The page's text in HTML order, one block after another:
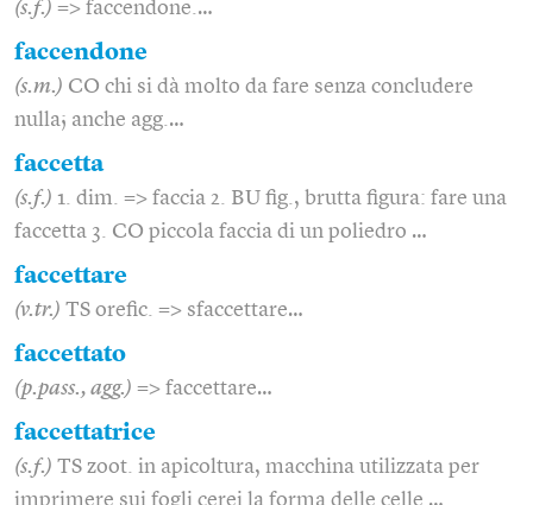
(s.f.) => faccendone.…
faccendone
(s.m.) CO chi si dà molto da fare senza concludere
nulla; anche agg.…
faccetta
(s.f.) 1. dim. => faccia 2. BU fig., brutta figura: fare una
faccetta 3. CO piccola faccia di un poliedro …
faccettare
(v.tr.) TS orefic. => sfaccettare…
faccettato
(p.pass., agg.) => faccettare…
faccettatrice
(s.f.) TS zoot. in apicoltura, macchina utilizzata per
imprimere sui fogli cerei la forma delle celle …